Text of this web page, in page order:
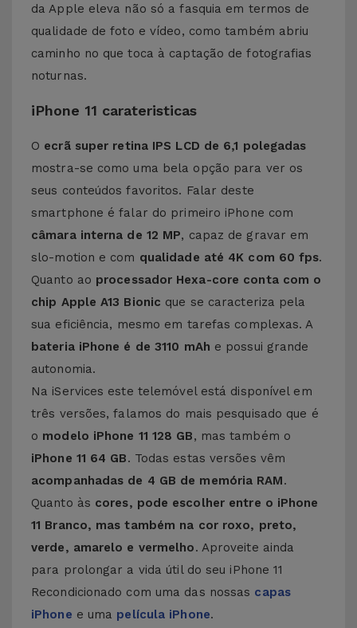
da Apple eleva não só a fasquia em termos de
qualidade de foto e vídeo, como também abriu
caminho no que toca à captação de fotografias
noturnas.
iPhone 11 carateristicas
O ecrã super retina IPS LCD de 6,1 polegadas
mostra-se como uma bela opção para ver os
seus conteúdos favoritos. Falar deste
smartphone é falar do primeiro iPhone com
câmara interna de 12 MP, capaz de gravar em
slo-motion e com qualidade até 4K com 60 fps.
Quanto ao processador Hexa-core conta com o
chip Apple A13 Bionic que se caracteriza pela
sua eficiência, mesmo em tarefas complexas. A
bateria iPhone é de 3110 mAh e possui grande
autonomia.
Na iServices este telemóvel está disponível em
três versões, falamos do mais pesquisado que é
o modelo iPhone 11 128 GB, mas também o
iPhone 11 64 GB. Todas estas versões vêm
acompanhadas de 4 GB de memória RAM.
Quanto às cores, pode escolher entre o iPhone
11 Branco, mas também na cor roxo, preto,
verde, amarelo e vermelho. Aproveite ainda
para prolongar a vida útil do seu iPhone 11
Recondicionado com uma das nossas capas
iPhone e uma película iPhone.